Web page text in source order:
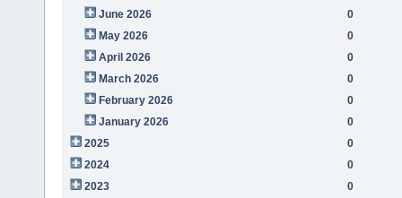
June 2026
0
May 2026
0
April 2026
0
March 2026
0
February 2026
0
January 2026
0
2025
0
2024
0
2023
0